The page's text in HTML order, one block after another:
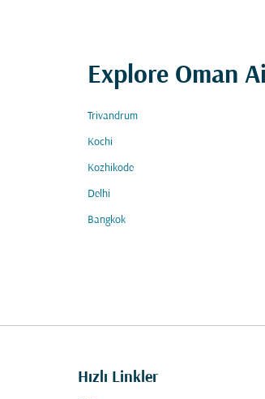
Explore Oman
Trivandrum
Kochi
Kozhikode
Delhi
Bangkok
Hızlı Linkler